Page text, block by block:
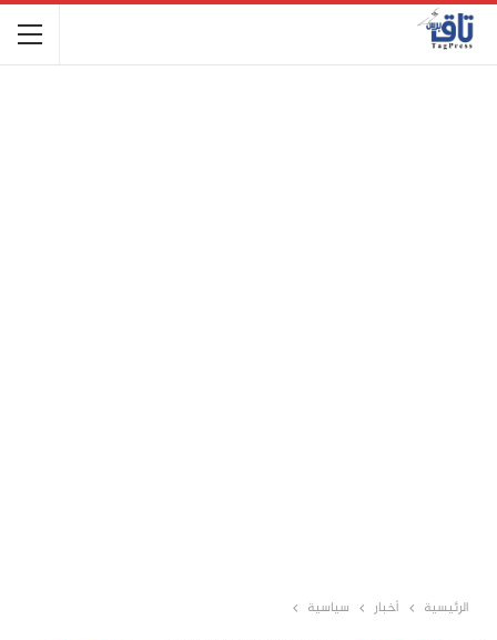
الرئيسية أخبار سياسية